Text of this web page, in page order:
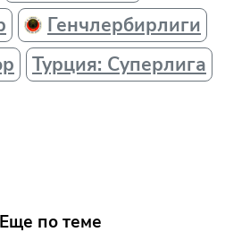
Генчлербирлиги
Турция: Суперлига
Еще по теме